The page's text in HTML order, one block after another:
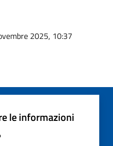
2025, 10:37
le informazioni